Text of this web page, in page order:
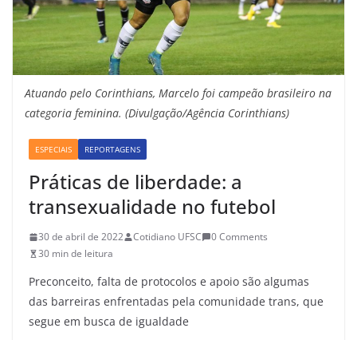
Atuando pelo Corinthians, Marcelo foi campeão brasileiro na
categoria feminina. (Divulgação/Agência Corinthians)
ESPECIAIS REPORTAGENS
Práticas de liberdade: a
transexualidade no futebol
30 de abril de 2022 Cotidiano UFSC
0 Comments
30 min de leitura
Preconceito, falta de protocolos e apoio são algumas
das barreiras enfrentadas pela comunidade trans, que
segue em busca de igualdade